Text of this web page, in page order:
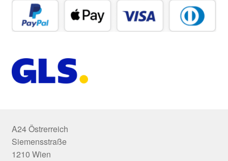
A24 Östrerreich
Siemensstraße
1210 Wien